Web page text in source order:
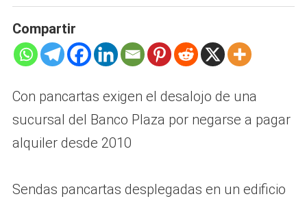
Compartir
Con pancartas exigen el desalojo de una
sucursal del Banco Plaza por negarse a pagar
alquiler desde 2010
Sendas pancartas desplegadas en un edificio